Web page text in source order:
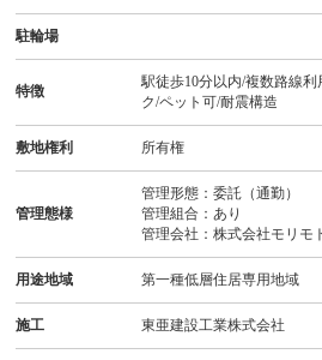
駐輪場
特徴
駅徒歩10分以内/複数路線
ク/ペット可/耐震構造
敷地権利 所有権
管理態様
管理形態：委託（通勤）
管理組合：あり
管理会社：株式会社モリモ
用途地域 第一種低層住居専用地域
施工 東亜建設工業株式会社